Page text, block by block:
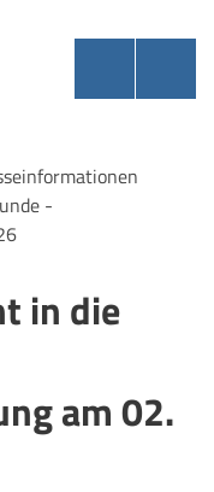
-
in die
am 02.